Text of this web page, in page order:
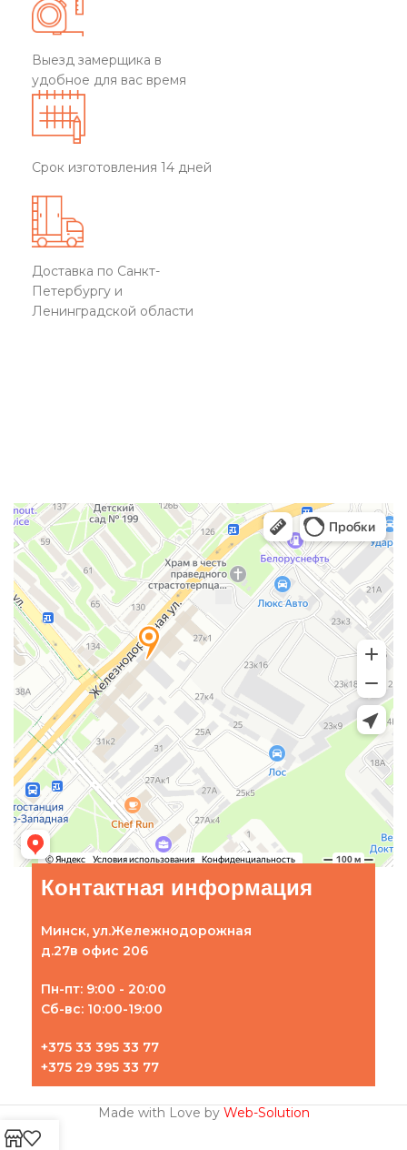
Выезд замерщика в
удобное для вас время
Срок изготовления 14 дней
Доставка по Санкт-
Петербургу и
Ленинградской области
Контактная информация
Минск, ул.Жележнодорожная
д.27в офис 206
Пн-пт: 9:00 - 20:00
Сб-вс: 10:00-19:00
+375 33 395 33 77
+375 29 395 33 77
Made with Love by Web-Solution